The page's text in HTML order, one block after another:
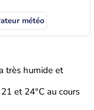
météo
très humide et
et 24°C au cours